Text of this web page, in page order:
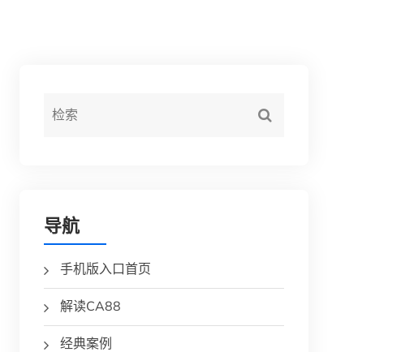
导航
手机版入口首页
解读CA88
经典案例